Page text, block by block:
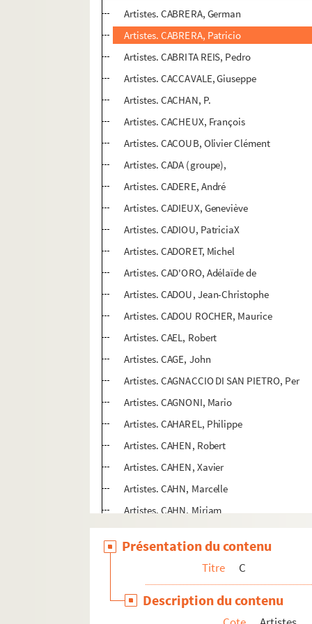
Artistes. CABRERA, German
Artistes. CABRERA, Patricio
Artistes. CABRITA REIS, Pedro
Artistes. CACCAVALE, Giuseppe
Artistes. CACHAN, P.
Artistes. CACHEUX, François
Artistes. CACOUB, Olivier Clément
Artistes. CADA (groupe),
Artistes. CADERE, André
Artistes. CADIEUX, Geneviève
Artistes. CADIOU, PatriciaX
Artistes. CADORET, Michel
Artistes. CAD'ORO, Adélaïde de
Artistes. CADOU, Jean-Christophe
Artistes. CADOU ROCHER, Maurice
Artistes. CAEL, Robert
Artistes. CAGE, John
Artistes. CAGNACCIO DI SAN PIETRO, Per
Artistes. CAGNONI, Mario
Artistes. CAHAREL, Philippe
Artistes. CAHEN, Robert
Artistes. CAHEN, Xavier
Artistes. CAHN, Marcelle
Artistes. CAHN, Miriam
Artistes. CAHUN, Claude
Artistes. CAI GUO QIANG,
Artistes. CAILLARD, Christian
Artistes. CAILLAUD, Aristide
Artistes. CAILLAUD, Philippe
Présentation du contenu
Titre C
Description du contenu